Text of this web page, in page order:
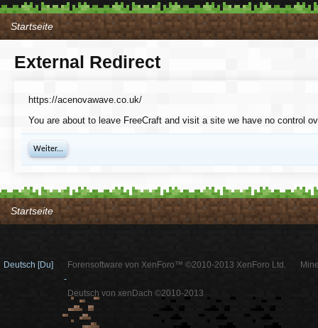
Startseite
External Redirect
https://acenovawave.co.uk/
You are about to leave FreeCraft and visit a site we have no control
Weiter...
Startseite
Deutsch [Du]
Forensoftware von XenForo™ ©2010-2013 XenForo Ltd.
-
Deutsch von xenDach ©2010-2013